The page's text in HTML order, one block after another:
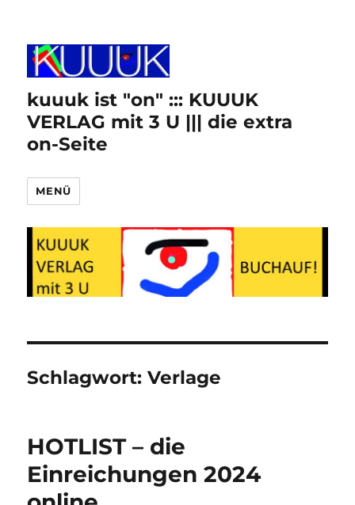
kuuuk ist "on" ::: KUUUK
VERLAG mit 3 U ||| die extra
on-Seite
MENÜ
Schlagwort:Verlage
HOTLIST – die
Einreichungen 2024